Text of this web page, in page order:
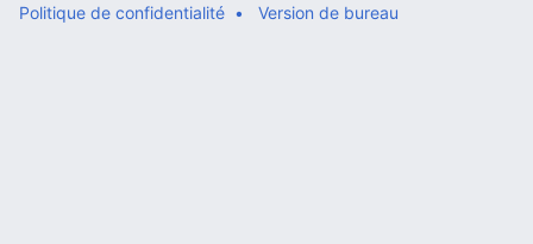
Politique de confidentialité Version de bureau